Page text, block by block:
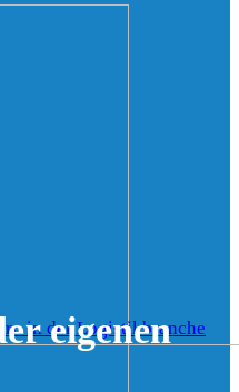
in der Logistikbranche
eigenen